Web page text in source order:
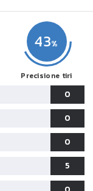
43
Precisione tiri
0
0
0
5